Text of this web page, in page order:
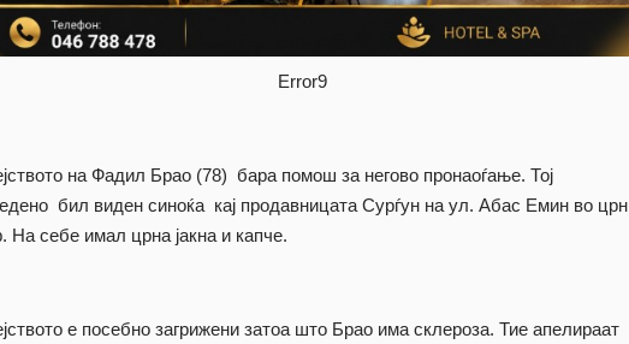
Error9
на Фадил Брао (78) бара помош за негово пронаоѓање. Тој
бил виден синоќа кај продавницата Сурѓун на ул. Абас Емин во црн
На себе имал црна јакна и капче.
е посебно загрижени затоа што Брао има склероза. Тие апелираат